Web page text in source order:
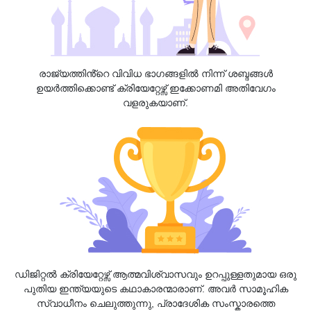
രാജ്യത്തിൻ്റെ വിവിധ ഭാഗങ്ങളിൽ നിന്ന് ശബ്ദങ്ങൾ
ഉയർത്തിക്കൊണ്ട് ക്രിയേറ്റേഴ്സ് ഇക്കോണമി അതിവേഗം
വളരുകയാണ്.
ഡിജിറ്റൽ ക്രിയേറ്റേഴ്സ് ആത്മവിശ്വാസവും ഉറപ്പുള്ളതുമായ ഒരു
പുതിയ ഇന്ത്യയുടെ കഥാകാരന്മാരാണ്. അവർ സാമൂഹിക
സ്വാധീനം ചെലുത്തുന്നു, പ്രാദേശിക സംസ്കാരത്തെ